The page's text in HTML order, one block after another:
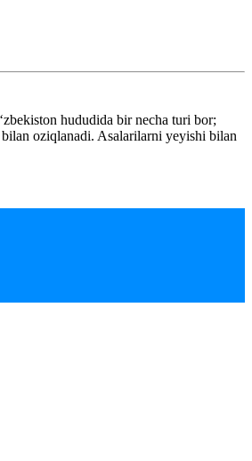
hududida bir necha turi bor;
oziqlanadi. Asalarilarni yeyishi bilan